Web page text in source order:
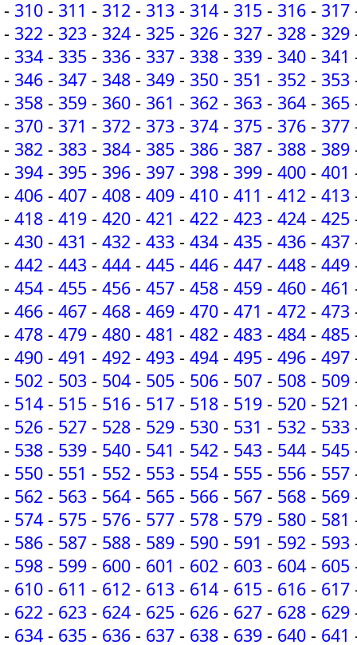
- 310 - 311 - 312 - 313 - 314 - 315 - 316 - 317
- 322 - 323 - 324 - 325 - 326 - 327 - 328 - 329
- 334 - 335 - 336 - 337 - 338 - 339 - 340 - 341
- 346 - 347 - 348 - 349 - 350 - 351 - 352 - 353
- 358 - 359 - 360 - 361 - 362 - 363 - 364 - 365
- 370 - 371 - 372 - 373 - 374 - 375 - 376 - 377
- 382 - 383 - 384 - 385 - 386 - 387 - 388 - 389
- 394 - 395 - 396 - 397 - 398 - 399 - 400 - 401
- 406 - 407 - 408 - 409 - 410 - 411 - 412 - 413
- 418 - 419 - 420 - 421 - 422 - 423 - 424 - 425
- 430 - 431 - 432 - 433 - 434 - 435 - 436 - 437
- 442 - 443 - 444 - 445 - 446 - 447 - 448 - 449
- 454 - 455 - 456 - 457 - 458 - 459 - 460 - 461
- 466 - 467 - 468 - 469 - 470 - 471 - 472 - 473
- 478 - 479 - 480 - 481 - 482 - 483 - 484 - 485
- 490 - 491 - 492 - 493 - 494 - 495 - 496 - 497
- 502 - 503 - 504 - 505 - 506 - 507 - 508 - 509
- 514 - 515 - 516 - 517 - 518 - 519 - 520 - 521
- 526 - 527 - 528 - 529 - 530 - 531 - 532 - 533
- 538 - 539 - 540 - 541 - 542 - 543 - 544 - 545
- 550 - 551 - 552 - 553 - 554 - 555 - 556 - 557
- 562 - 563 - 564 - 565 - 566 - 567 - 568 - 569
- 574 - 575 - 576 - 577 - 578 - 579 - 580 - 581
- 586 - 587 - 588 - 589 - 590 - 591 - 592 - 593
- 598 - 599 - 600 - 601 - 602 - 603 - 604 - 605
- 610 - 611 - 612 - 613 - 614 - 615 - 616 - 617
- 622 - 623 - 624 - 625 - 626 - 627 - 628 - 629
- 634 - 635 - 636 - 637 - 638 - 639 - 640 - 641